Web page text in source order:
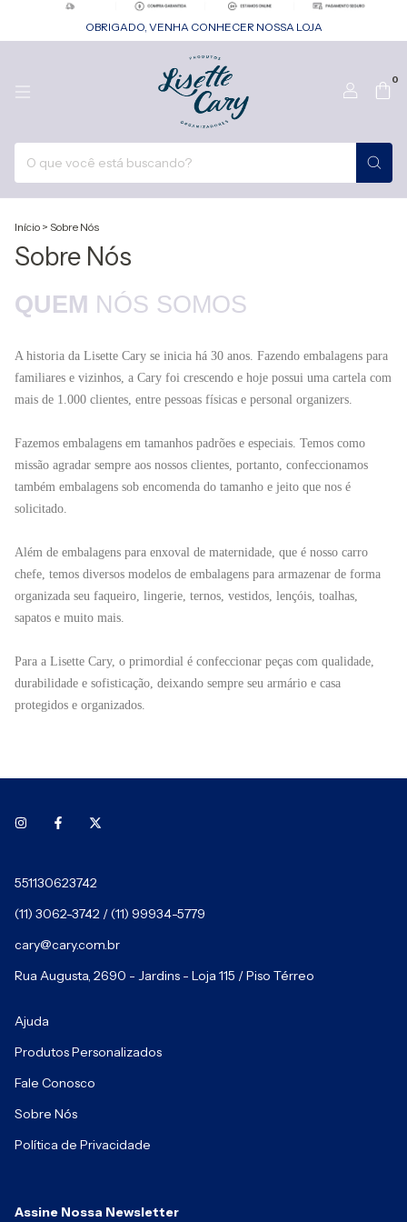
OBRIGADO, VENHA CONHECER NOSSA LOJA
0
Início > Sobre Nós
Sobre Nós
QUEM NÓS SOMOS
A historia da Lisette Cary se inicia há 30 anos. Fazendo embalagens para
familiares e vizinhos, a Cary foi crescendo e hoje possui uma cartela com
mais de 1.000 clientes, entre pessoas físicas e personal organizers.
Fazemos embalagens em tamanhos padrões e especiais. Temos como
missão agradar sempre aos nossos clientes, portanto, confeccionamos
também embalagens sob encomenda do tamanho e jeito que nos é
solicitado.
Além de embalagens para enxoval de maternidade, que é nosso carro
chefe, temos diversos modelos de embalagens para armazenar de forma
organizada seu faqueiro, lingerie, ternos, vestidos, lençóis, toalhas,
sapatos e muito mais.
Para a Lisette Cary, o primordial é confeccionar peças com qualidade,
durabilidade e sofisticação, deixando sempre seu armário e casa
protegidos e organizados.
551130623742
(11) 3062-3742 / (11) 99934-5779
cary@cary.com.br
Rua Augusta, 2690 - Jardins - Loja 115 / Piso Térreo
Ajuda
Produtos Personalizados
Fale Conosco
Sobre Nós
Política de Privacidade
Assine Nossa Newsletter